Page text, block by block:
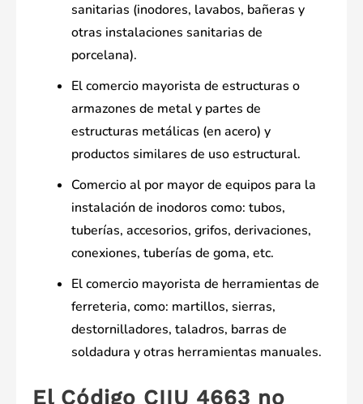
sanitarias (inodores, lavabos, bañeras y
otras instalaciones sanitarias de
porcelana).
El comercio mayorista de estructuras o
armazones de metal y partes de
estructuras metálicas (en acero) y
productos similares de uso estructural.
Comercio al por mayor de equipos para la
instalación de inodoros como: tubos,
tuberías, accesorios, grifos, derivaciones,
conexiones, tuberías de goma, etc.
El comercio mayorista de herramientas de
ferreteria, como: martillos, sierras,
destornilladores, taladros, barras de
soldadura y otras herramientas manuales.
El Código CIIU 4663 no